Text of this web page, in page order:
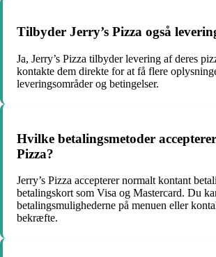
Tilbyder Jerry’s Pizza også
Ja, Jerry’s Pizza tilbyder levering af deres
kontakte dem direkte for at få flere
leveringsområder og betingelser.
Hvilke betalingsmetoder
Pizza?
Jerry’s Pizza accepterer normalt kontant
betalingskort som Visa og Mastercard. Du
betalingsmulighederne på menuen eller
bekræfte.